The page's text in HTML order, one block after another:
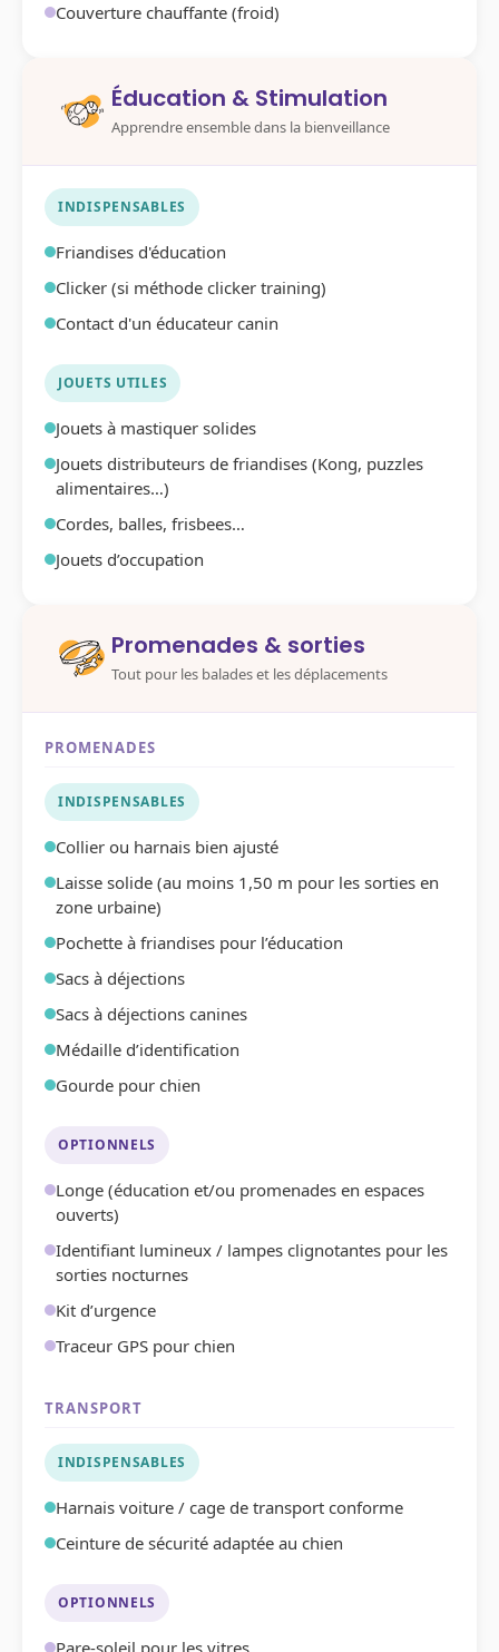
Couverture chauffante (froid)
Éducation & Stimulation
Apprendre ensemble dans la bienveillance
INDISPENSABLES
Friandises d'éducation
Clicker (si méthode clicker training)
Contact d'un éducateur canin
JOUETS UTILES
Jouets à mastiquer solides
Jouets distributeurs de friandises (Kong, puzzles
alimentaires…)
Cordes, balles, frisbees…
Jouets d’occupation
Promenades & sorties
Tout pour les balades et les déplacements
PROMENADES
INDISPENSABLES
Collier ou harnais bien ajusté
Laisse solide (au moins 1,50 m pour les sorties en
zone urbaine)
Pochette à friandises pour l’éducation
Sacs à déjections
Sacs à déjections canines
Médaille d’identification
Gourde pour chien
OPTIONNELS
Longe (éducation et/ou promenades en espaces
ouverts)
Identifiant lumineux / lampes clignotantes pour les
sorties nocturnes
Kit d’urgence
Traceur GPS pour chien
TRANSPORT
INDISPENSABLES
Harnais voiture / cage de transport conforme
Ceinture de sécurité adaptée au chien
OPTIONNELS
Pare-soleil pour les vitres